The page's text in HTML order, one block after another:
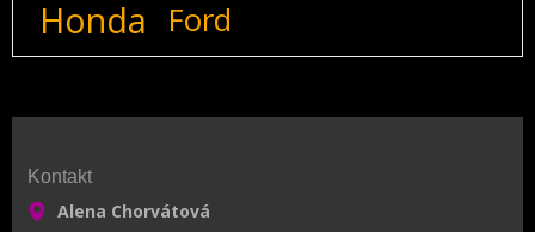
Honda Ford
Kontakt
Alena Chorvátová